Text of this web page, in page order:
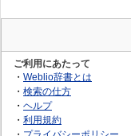
ご利用にあたって
・ Weblio辞書とは
・ 検索の仕方
・ ヘルプ
・ 利用規約